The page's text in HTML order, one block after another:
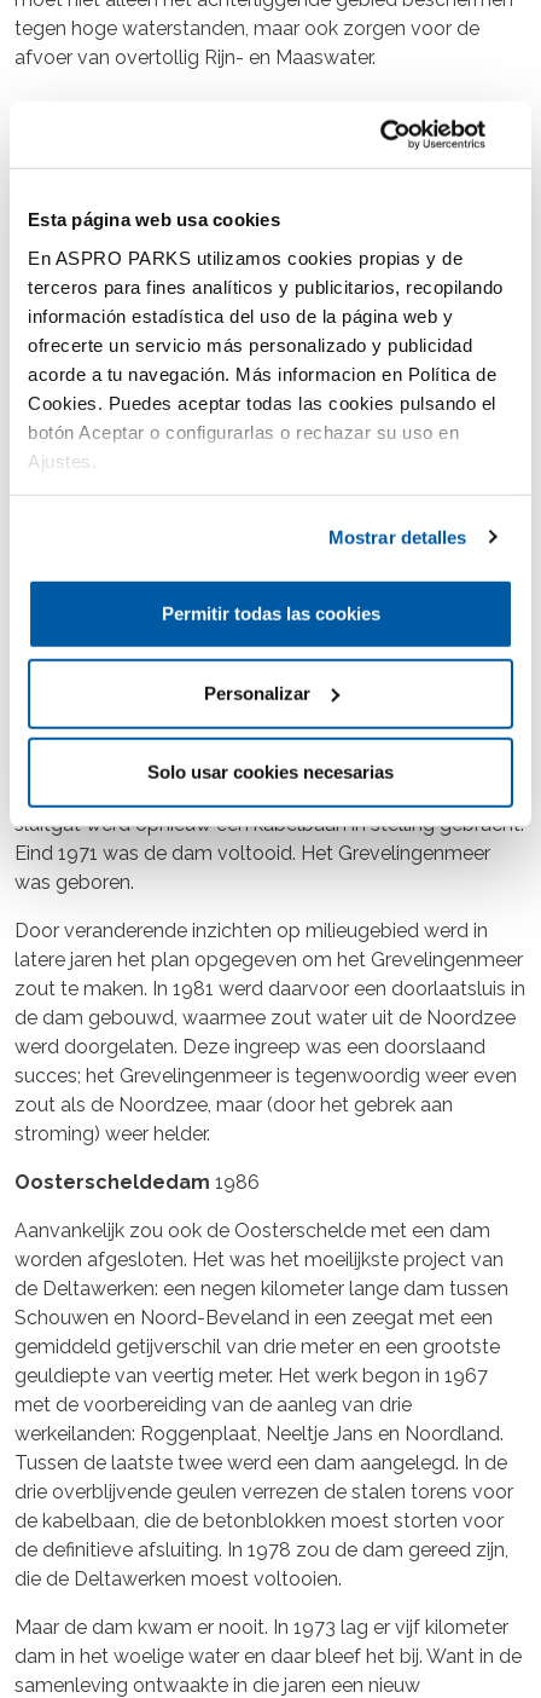
Esta página web usa cookies
En ASPRO PARKS utilizamos cookies propias y de
terceros para fines analíticos y publicitarios, recopilando
información estadística del uso de la página web y
ofrecerte un servicio más personalizado y publicidad
acorde a tu navegación. Más informacion en Política de
Cookies. Puedes aceptar todas las cookies pulsando el
botón Aceptar o configurarlas o rechazar su uso en
Ajustes.
Mostrar detalles
Permitir todas las cookies
Personalizar
Solo usar cookies necesarias
tegen hoge waterstanden, maar ook zorgen voor de
afvoer van overtollig Rijn- en Maaswater.
Het dichten van de 6,5 kilometer brede en maximaal 30
meter diepe zeearm tussen Goeree en Schouwen was de
Deltawerken: de Oosterscheldedam. Op twee platen in
het Brouwershavense Gat werden zanddammen
opgespoten, waarna het noordelijke sluitgat met
sluitgat werd opnieuw een kabelbaan in stelling gebracht.
Eind 1971 was de dam voltooid. Het Grevelingenmeer
was geboren.
Door veranderende inzichten op milieugebied werd in
latere jaren het plan opgegeven om het Grevelingenmeer
zout te maken. In 1981 werd daarvoor een doorlaatsluis in
de dam gebouwd, waarmee zout water uit de Noordzee
werd doorgelaten. Deze ingreep was een doorslaand
succes; het Grevelingenmeer is tegenwoordig weer even
zout als de Noordzee, maar (door het gebrek aan
stroming) weer helder.
Oosterscheldedam 1986
Aanvankelijk zou ook de Oosterschelde met een dam
worden afgesloten. Het was het moeilijkste project van
de Deltawerken: een negen kilometer lange dam tussen
Schouwen en Noord-Beveland in een zeegat met een
gemiddeld getijverschil van drie meter en een grootste
geuldiepte van veertig meter. Het werk begon in 1967
met de voorbereiding van de aanleg van drie
werkeilanden: Roggenplaat, Neeltje Jans en Noordland.
Tussen de laatste twee werd een dam aangelegd. In de
drie overblijvende geulen verrezen de stalen torens voor
de kabelbaan, die de betonblokken moest storten voor
de definitieve afsluiting. In 1978 zou de dam gereed zijn,
die de Deltawerken moest voltooien.
Maar de dam kwam er nooit. In 1973 lag er vijf kilometer
dam in het woelige water en daar bleef het bij. Want in de
samenleving ontwaakte in die jaren een nieuw